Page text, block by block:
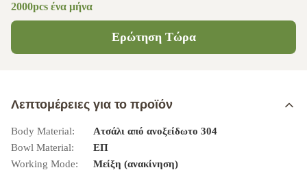
2000pcs ένα μήνα
Ερώτηση Τώρα
Λεπτομέρειες για το προϊόν
Body Material:
Ατσάλι από ανοξείδωτο 304
Bowl Material:
ΕΠ
Working Mode:
Μείξη (ανακίνηση)